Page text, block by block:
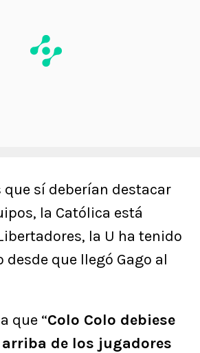
que sí deberían destacar
la Católica está
la U ha tenido
que llegó Gago al
que “Colo Colo debiese
de los jugadores